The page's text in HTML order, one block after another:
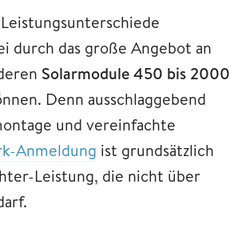
durch das große Angebot an
Solarmodule 450 bis 2000
Denn ausschlaggebend
und vereinfachte
Anmeldung ist grundsätzlich
Leistung, die nicht über